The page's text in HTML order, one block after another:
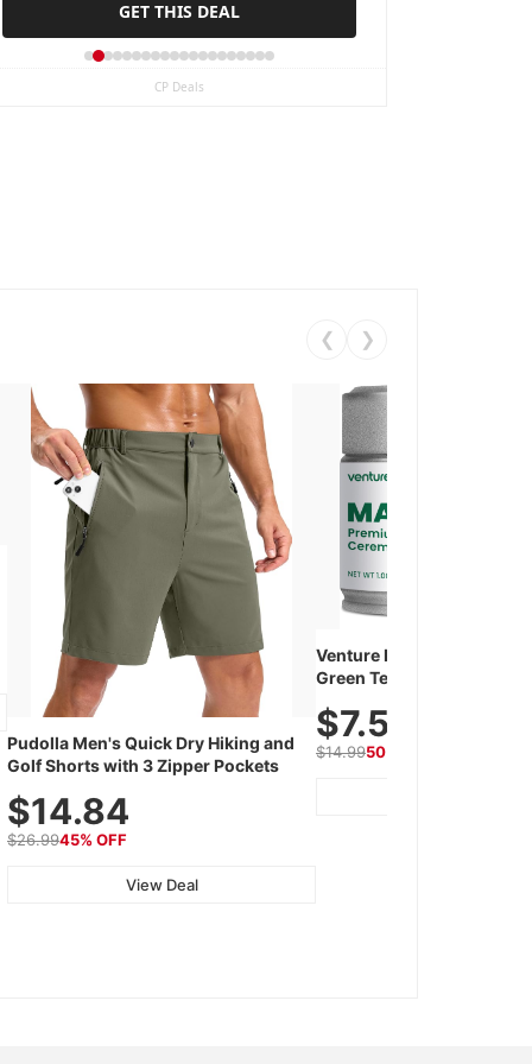
GET THIS DEAL
CP Deals
❮ ❯
Pudolla Men's Quick Dry Hiking and
Golf Shorts with 3 Zipper Pockets
$14.84
$26.9945% OFF
View Deal
Venture Pal Ceremonial
Green Tea Powder – First
Additives, Unsweetened,
Gluten-Free, 30g Tin
$7.5
$14.9950% OFF